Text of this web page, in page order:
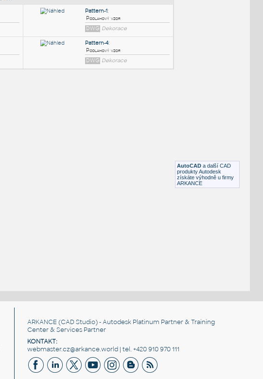
AutoCAD a další CAD
produkty Autodesk
získáte výhodně u firmy
ARKANCE
ARKANCE (CAD Studio) - Autodesk Platinum Partner & Training
Center & Services Partner
KONTAKT:
webmaster.cz@arkance.world | tel. +420 910 970 111